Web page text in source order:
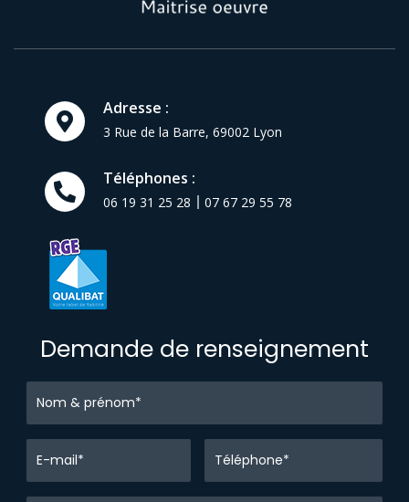
Adresse :
3 Rue de la Barre, 69002 Lyon
Téléphones :
06 19 31 25 28 07 67 29 55 78
Demande de renseignement